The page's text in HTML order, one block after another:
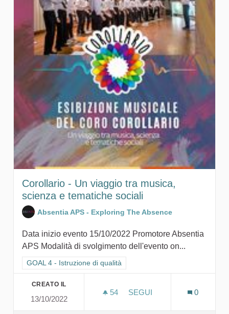
Corollario - Un viaggio tra musica,
scienza e tematiche sociali
Absentia APS - Exploring The Absence
Data inizio evento 15/10/2022 Promotore Absentia
APS Modalità di svolgimento dell'evento on...
Filtra i risultati per categoria: GOAL 4 - Istruzione di qualità
GOAL 4 - Istruzione di qualità
CREATO IL
13/10/2022
54 54 SOSTENITORI
SEGUI
0